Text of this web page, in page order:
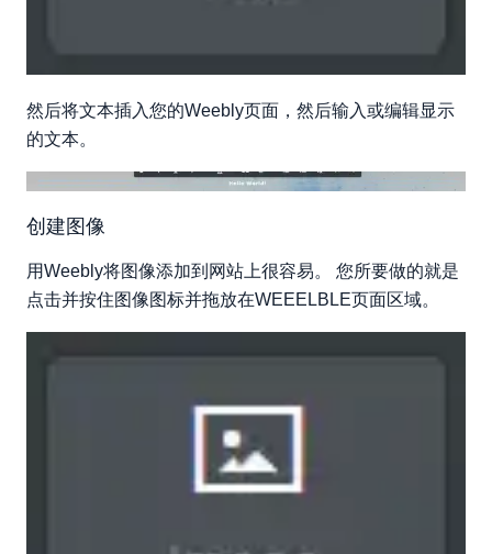
然后将文本插入您的Weebly页面，然后输入或编辑显示
的文本。
创建图像
用Weebly将图像添加到网站上很容易。 您所要做的就是
点击并按住图像图标并拖放在WEEELBLE页面区域。